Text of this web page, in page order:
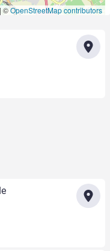
| ©OpenStreetMap contributors